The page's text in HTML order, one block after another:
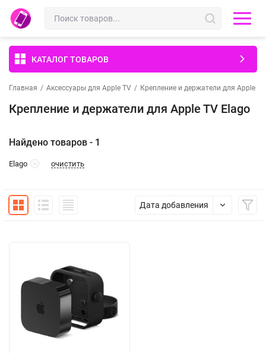
КАТАЛОГ ТОВАРОВ
Главная / Аксессуары для Apple TV / Крепление и держатели для Apple TV
Крепление и держатели для Apple TV Elago
Найдено товаров - 1
Elago очистить
Дата добавления